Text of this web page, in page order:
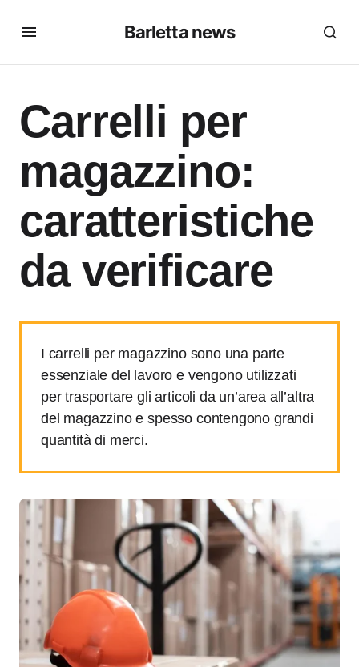
Barletta news
Carrelli per
magazzino:
caratteristiche
da verificare
I carrelli per magazzino sono una parte
essenziale del lavoro e vengono utilizzati
per trasportare gli articoli da un’area all’altra
del magazzino e spesso contengono grandi
quantità di merci.